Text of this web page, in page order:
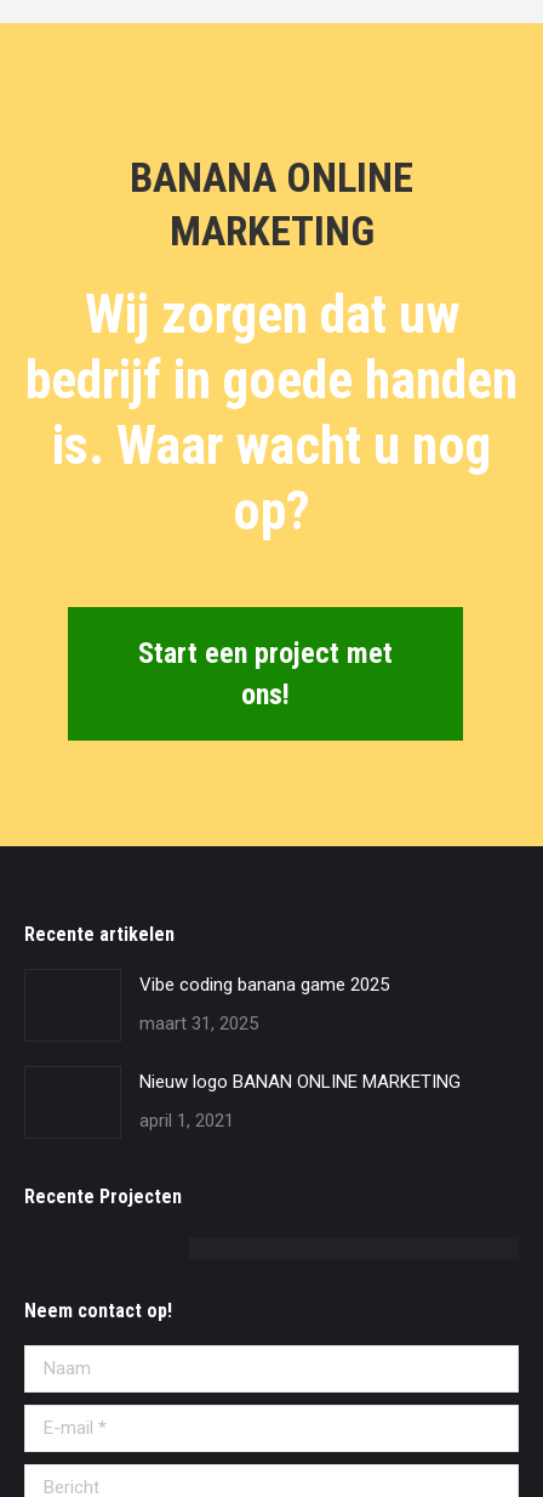
BANANA ONLINE
MARKETING
Wij zorgen dat uw
bedrijf in goede handen
is. Waar wacht u nog
op?
Start een project met
ons!
Recente artikelen
Vibe coding banana game 2025
maart 31, 2025
Nieuw logo BANAN ONLINE MARKETING
april 1, 2021
Recente Projecten
Neem contact op!
Naam
E-mail *
Bericht